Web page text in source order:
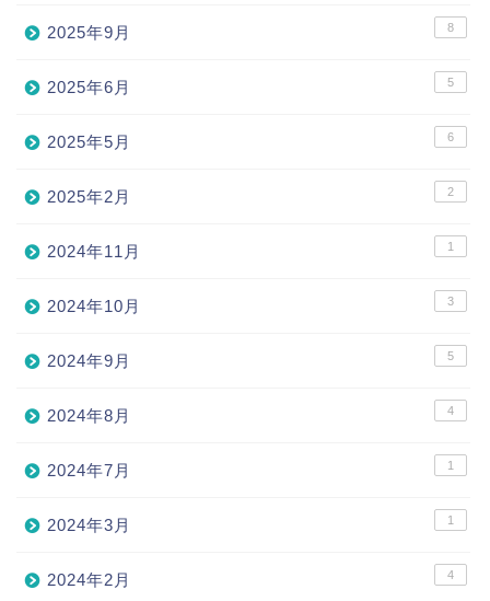
2025年9月 8
2025年6月 5
2025年5月 6
2025年2月 2
2024年11月 1
2024年10月 3
2024年9月 5
2024年8月 4
2024年7月 1
2024年3月 1
2024年2月 4